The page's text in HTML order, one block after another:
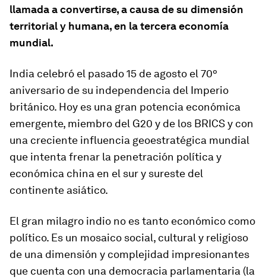
llamada a convertirse, a causa de su dimensión
territorial y humana, en la tercera economía
mundial.
India celebró el pasado 15 de agosto el 70º
aniversario de su independencia del Imperio
británico. Hoy es una gran potencia económica
emergente, miembro del G20 y de los BRICS y con
una creciente influencia geoestratégica mundial
que intenta frenar la penetración política y
económica china en el sur y sureste del
continente asiático.
El gran milagro indio no es tanto económico como
político. Es un mosaico social, cultural y religioso
de una dimensión y complejidad impresionantes
que cuenta con una democracia parlamentaria (la